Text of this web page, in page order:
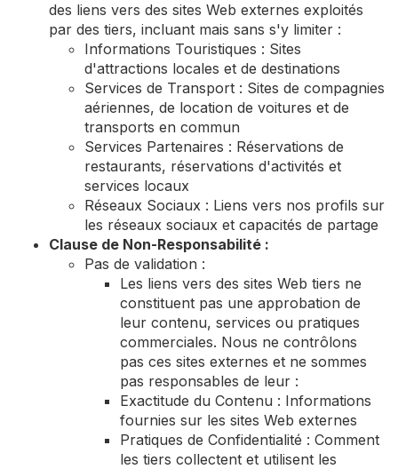
des liens vers des sites Web externes exploités
par des tiers, incluant mais sans s'y limiter :
Informations Touristiques : Sites
d'attractions locales et de destinations
Services de Transport : Sites de compagnies
aériennes, de location de voitures et de
transports en commun
Services Partenaires : Réservations de
restaurants, réservations d'activités et
services locaux
Réseaux Sociaux : Liens vers nos profils sur
les réseaux sociaux et capacités de partage
Clause de Non-Responsabilité :
Pas de validation :
Les liens vers des sites Web tiers ne
constituent pas une approbation de
leur contenu, services ou pratiques
commerciales. Nous ne contrôlons
pas ces sites externes et ne sommes
pas responsables de leur :
Exactitude du Contenu : Informations
fournies sur les sites Web externes
Pratiques de Confidentialité : Comment
les tiers collectent et utilisent les